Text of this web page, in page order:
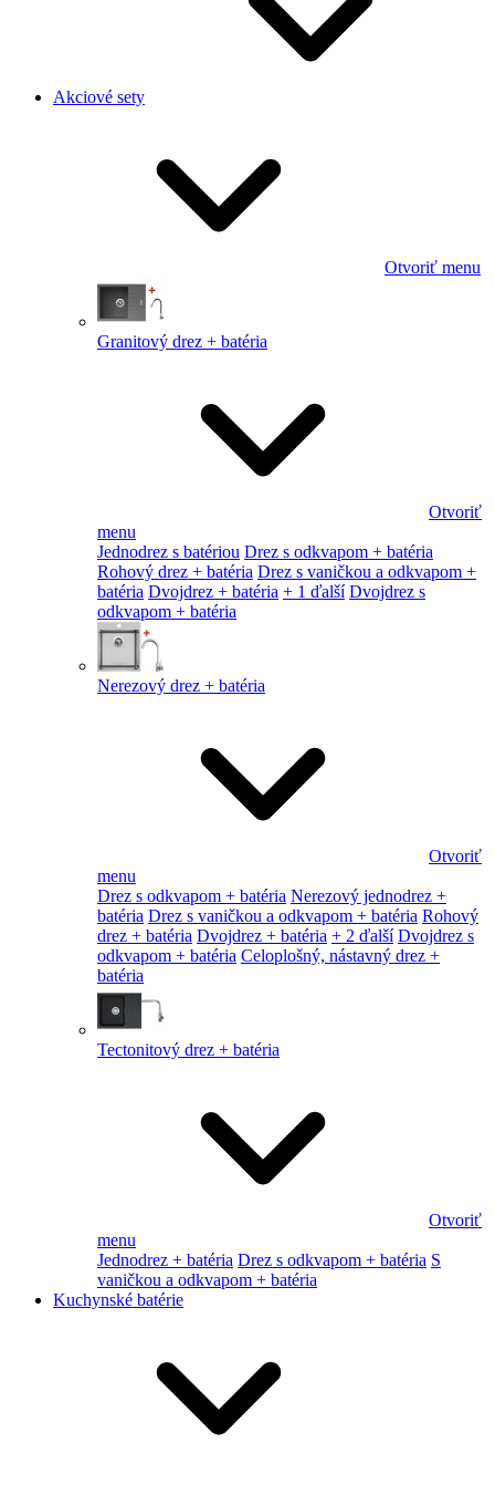
Akciové sety
Otvoriť menu
Granitový drez + batéria
Otvoriť
menu
Jednodrez s batériou Drez s odkvapom + batéria
Rohový drez + batéria Drez s vaničkou a odkvapom +
batéria Dvojdrez + batéria + 1 ďalší Dvojdrez s
odkvapom + batéria
Nerezový drez + batéria
Otvoriť
menu
Drez s odkvapom + batéria Nerezový jednodrez +
batéria Drez s vaničkou a odkvapom + batéria Rohový
drez + batéria Dvojdrez + batéria + 2 ďalší Dvojdrez s
odkvapom + batéria Celoplošný, nástavný drez +
batéria
Tectonitový drez + batéria
Otvoriť
menu
Jednodrez + batéria Drez s odkvapom + batéria S
vaničkou a odkvapom + batéria
Kuchynské batérie